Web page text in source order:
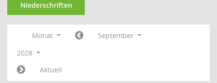
Niederschriften
Monat
September
2028
Aktuell